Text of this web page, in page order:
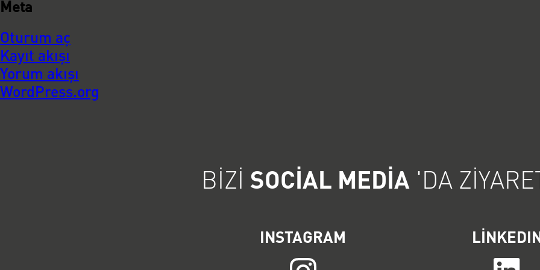
Meta
Oturum aç
Kayıt akışı
Yorum akışı
WordPress.org
BIZI SOCIAL MEDIA 'DA
INSTAGRAM